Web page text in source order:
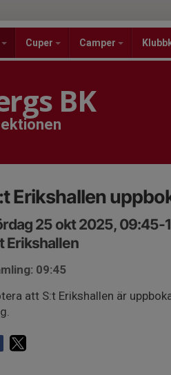
Cuper Camper
BK
Erikshallen
25 okt 2025, 09:45-
Erikshallen
09:45
att S:t Erikshallen är